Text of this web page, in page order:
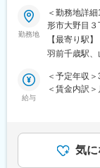
【同社の魅力
◆医療業界に
最新のIoT技
れていた薬剤
ない医療現
しています。
顧客からい
す。
★介護現場で
ざしていただ
■業務内容
山形県山形
えるお仕事
・日常の見
訪問介護は
勤務地
＜勤務地詳
形市大野目
煙＜勤務地
形市春日町５
【最寄り駅】
羽前千歳駅
給与
＜予定年収
＜賃金内訳
り、選考を
当を含めた表
気に